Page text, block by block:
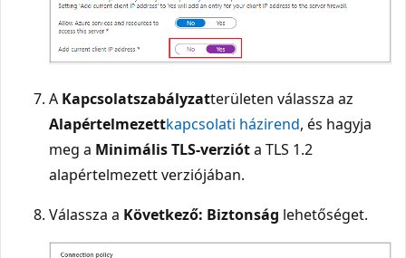
A Kapcsolatszabályzatterületen válassza az
Alapértelmezettkapcsolati házirend, és hagyja
meg a Minimális TLS-verzióta TLS 1.2
alapértelmezett verziójában.
Válassza a Következő: Biztonság lehetőséget.